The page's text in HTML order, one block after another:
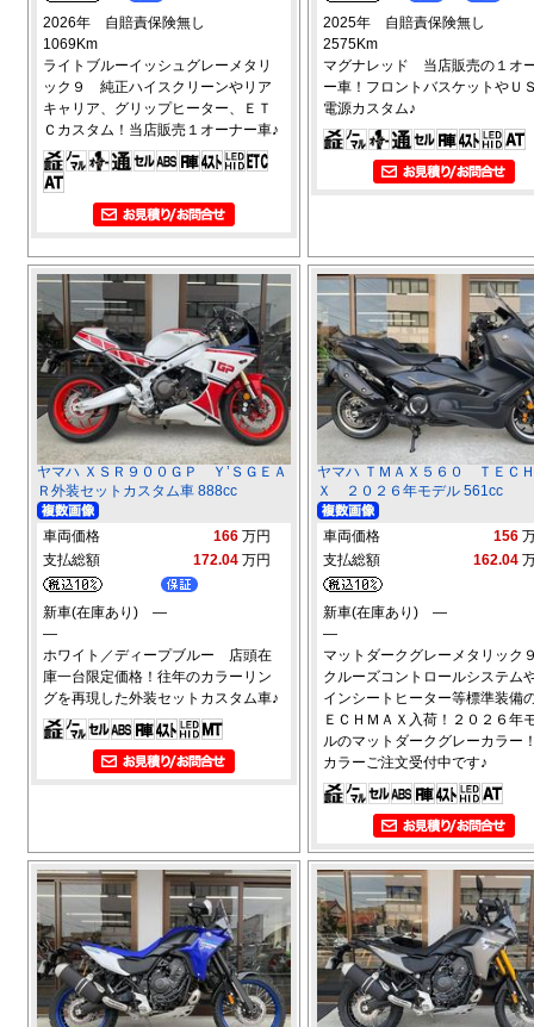
2026年 自賠責保険無し
1069Km
ライトブルーイッシュグレーメタリ
ック９ 純正ハイスクリーンやリア
キャリア、グリップヒーター、ＥＴ
Ｃカスタム！当店販売１オーナー車♪
2025年 自賠責保険無し
2575Km
マグナレッド 当店販売の１オ
ー車！フロントバスケットやＵ
電源カスタム♪
ヤマハ ＸＳＲ９００ＧＰ Ｙ’ＳＧＥＡ
Ｒ外装セットカスタム車 888cc
車両価格 166 万円
支払総額
172.04 万円
新車(在庫あり) ―
―
ホワイト／ディープブルー 店頭在
庫一台限定価格！往年のカラーリン
グを再現した外装セットカスタム車♪
ヤマハ ＴＭＡＸ５６０ ＴＥＣ
Ｘ ２０２６年モデル 561cc
車両価格 156
支払総額
162.04
新車(在庫あり) ―
―
マットダークグレーメタリッ
クルーズコントロールシステム
インシートヒーター等標準装備
ＥＣＨＭＡＸ入荷！２０２６年
ルのマットダークグレーカラー
カラーご注文受付中です♪